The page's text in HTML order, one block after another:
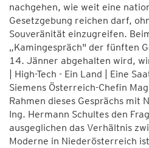
nachgehen, wie weit eine
Gesetzgebung reichen darf,
Souveränität einzugreifen.
„Kamingespräch" der fünften
14. Jänner abgehalten wird,
| High-Tech - Ein Land | Eine
Siemens Österreich-Chefin
Rahmen dieses Gesprächs mit
Ing. Hermann Schultes den
ausgeglichen das Verhältnis
Moderne in Niederösterreich